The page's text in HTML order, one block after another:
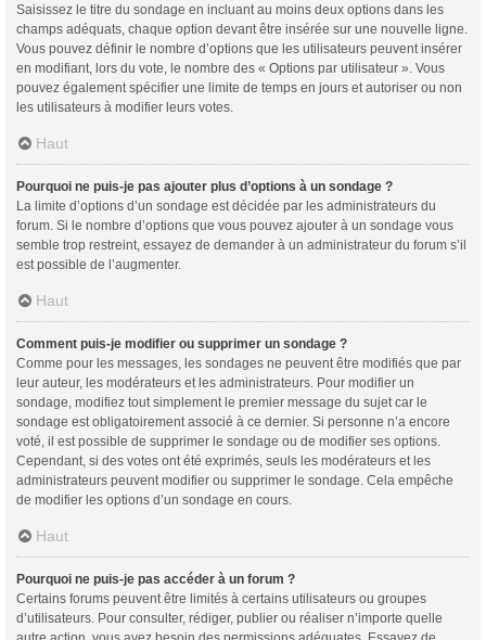
Saisissez le titre du sondage en incluant au moins deux options dans les
champs adéquats, chaque option devant être insérée sur une nouvelle ligne.
Vous pouvez définir le nombre d’options que les utilisateurs peuvent insérer
en modifiant, lors du vote, le nombre des « Options par utilisateur ». Vous
pouvez également spécifier une limite de temps en jours et autoriser ou non
les utilisateurs à modifier leurs votes.
Haut
Pourquoi ne puis-je pas ajouter plus d’options à un sondage ?
La limite d’options d’un sondage est décidée par les administrateurs du
forum. Si le nombre d’options que vous pouvez ajouter à un sondage vous
semble trop restreint, essayez de demander à un administrateur du forum s’il
est possible de l’augmenter.
Haut
Comment puis-je modifier ou supprimer un sondage ?
Comme pour les messages, les sondages ne peuvent être modifiés que par
leur auteur, les modérateurs et les administrateurs. Pour modifier un
sondage, modifiez tout simplement le premier message du sujet car le
sondage est obligatoirement associé à ce dernier. Si personne n’a encore
voté, il est possible de supprimer le sondage ou de modifier ses options.
Cependant, si des votes ont été exprimés, seuls les modérateurs et les
administrateurs peuvent modifier ou supprimer le sondage. Cela empêche
de modifier les options d’un sondage en cours.
Haut
Pourquoi ne puis-je pas accéder à un forum ?
Certains forums peuvent être limités à certains utilisateurs ou groupes
d’utilisateurs. Pour consulter, rédiger, publier ou réaliser n’importe quelle